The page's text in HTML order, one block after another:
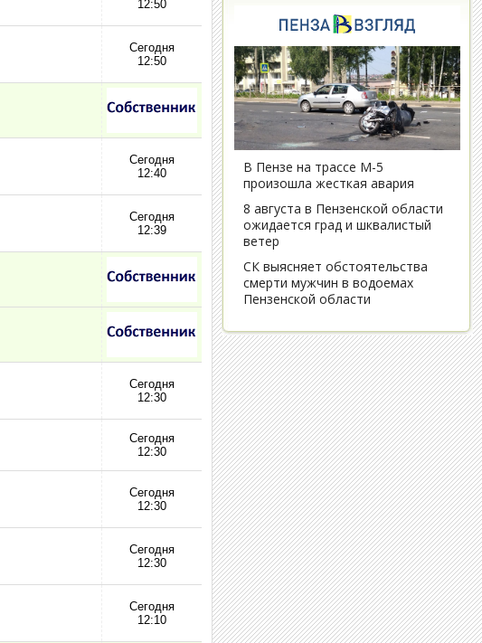
12:50
Сегодня
12:50
Сегодня
12:40
Сегодня
12:39
Сегодня
12:30
Сегодня
12:30
Сегодня
12:30
Сегодня
12:30
Сегодня
12:10